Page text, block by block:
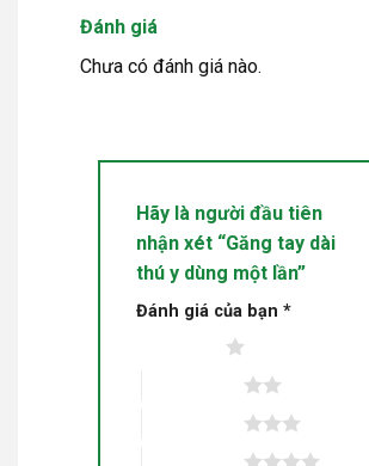
Đánh giá
Chưa có đánh giá nào.
Hãy là người đầu tiên
nhận xét “Găng tay dài
thú y dùng một lần”
Đánh giá của bạn *